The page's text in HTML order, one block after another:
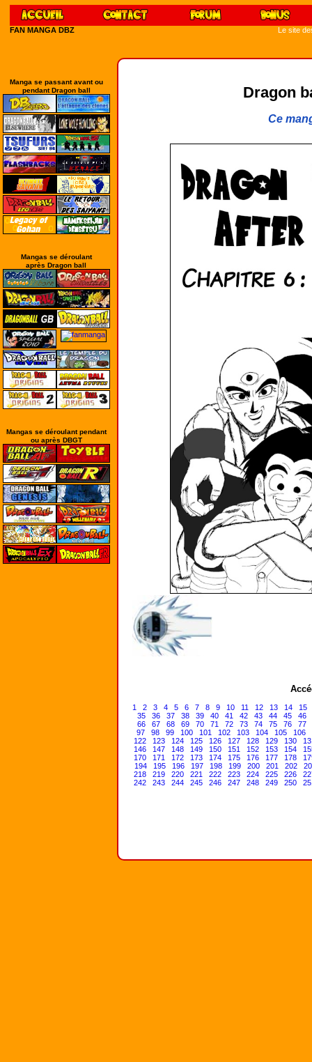
FAN MANGA DBZ Le site
Manga se passant avant ou
pendant Dragon ball
Mangas se déroulant
après Dragon ball
Mangas se déroulant pendant
ou après DBGT
Dragon
Ce
1 2 3 4 5 6 7 8 9 10 11 12 13 14
15
35
36 37 38 39 40 41 42 43 44 45
46
66
67 68 69 70 71 72 73 74 75 76
77
97
98 99 100 101 102 103 104 105
106
122
123 124 125 126 127 128 129 130
146
147 148 149 150 151 152 153 154
170
171 172 173 174 175 176 177 178
194
195 196 197 198 199 200 201 202
218
219 220 221 222 223 224 225 226
242
243 244 245 246 247 248 249 250